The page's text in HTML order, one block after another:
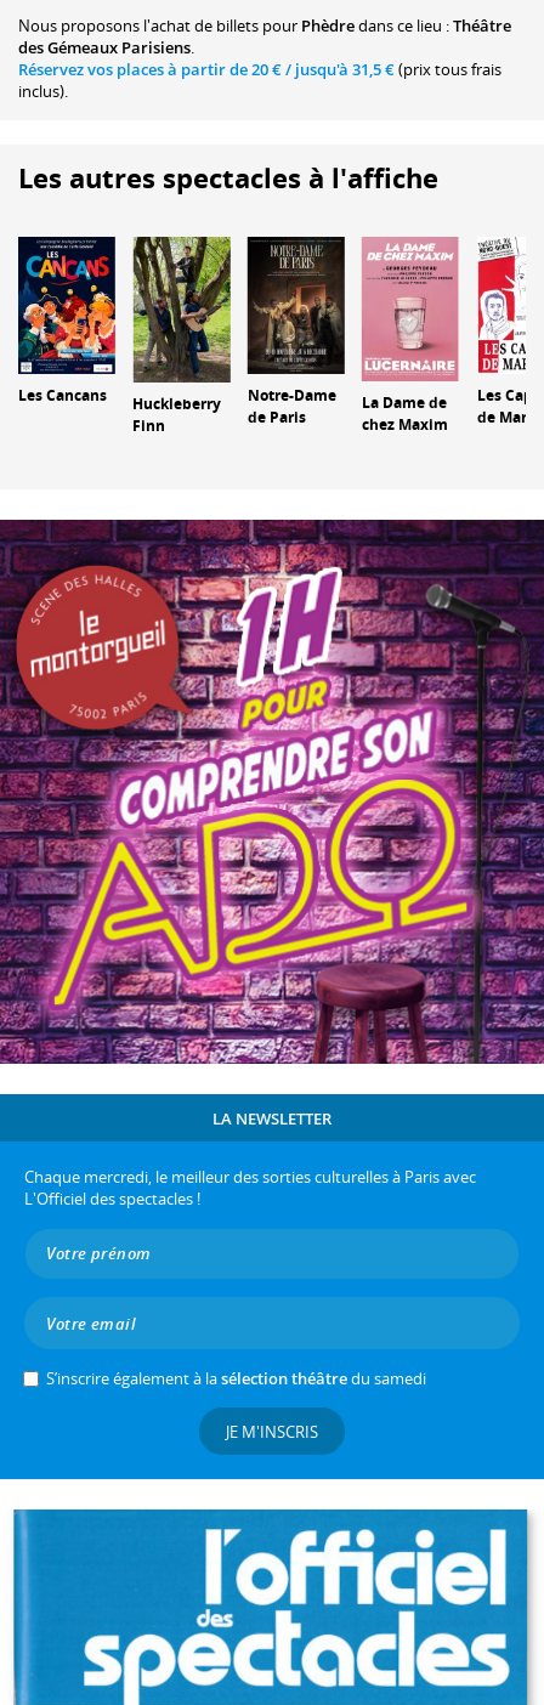
Nous proposons l'achat de billets pour Phèdredans ce lieu :Théâtre
des Gémeaux Parisiens.
Réservez vos places à partir de20 €/ jusqu'à 31,5 €(prix tous frais
inclus).
Les autres spectacles à l'affiche
Les Cancans
Huckleberry
Finn
Notre-Dame
de Paris
La Dame de
chez Maxim
Les
de
LA NEWSLETTER
Chaque mercredi, le meilleur des sorties culturelles à Paris avec
L'Officiel des spectacles !
S’inscrire également à lasélection théâtredu samedi
JE M'INSCRIS